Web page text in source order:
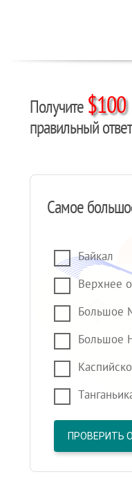
Получите $100
правильный
Самое
Байкал
Верхнее
Большое
Большое
ПРОВЕРИТЬ